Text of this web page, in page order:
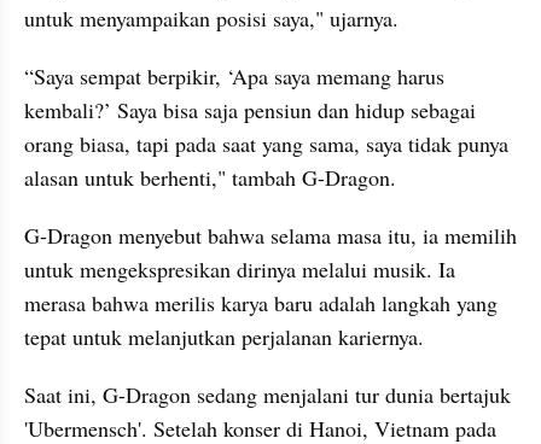
untuk menyampaikan posisi saya," ujarnya.
“Saya sempat berpikir, ‘Apa saya memang harus
kembali?’ Saya bisa saja pensiun dan hidup sebagai
orang biasa, tapi pada saat yang sama, saya tidak punya
alasan untuk berhenti," tambah G-Dragon.
G-Dragon menyebut bahwa selama masa itu, ia memilih
untuk mengekspresikan dirinya melalui musik. Ia
merasa bahwa merilis karya baru adalah langkah yang
tepat untuk melanjutkan perjalanan kariernya.
Saat ini, G-Dragon sedang menjalani tur dunia bertajuk
'Ubermensch'. Setelah konser di Hanoi, Vietnam pada